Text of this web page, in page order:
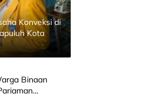
Konveksi di
Kota
Binaan
Kreatif